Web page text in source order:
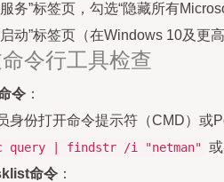
务”标签页，勾选“隐藏所有
动”标签页（在Windows 10及更
令行工具检查
令 ：
身份打开命令提示符（CMD）或
query | findstr /i "netman"
命令 ：